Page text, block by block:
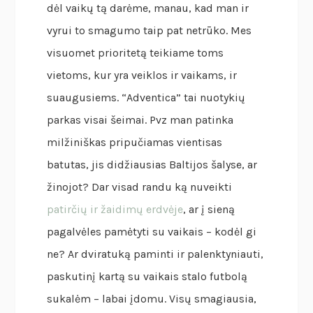
dėl vaikų tą darėme, manau, kad man ir
vyrui to smagumo taip pat netrūko. Mes
visuomet prioritetą teikiame toms
vietoms, kur yra veiklos ir vaikams, ir
suaugusiems. “Adventica” tai nuotykių
parkas visai šeimai. Pvz man patinka
milžiniškas pripučiamas vientisas
batutas, jis didžiausias Baltijos šalyse, ar
žinojot? Dar visad randu ką nuveikti
patirčių ir žaidimų erdvėje, ar į sieną
pagalvėles pamėtyti su vaikais – kodėl gi
ne? Ar dviratuką paminti ir palenktyniauti,
paskutinį kartą su vaikais stalo futbolą
sukalėm – labai įdomu. Visų smagiausia,